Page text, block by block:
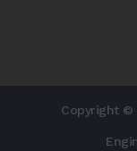
Copyright ©